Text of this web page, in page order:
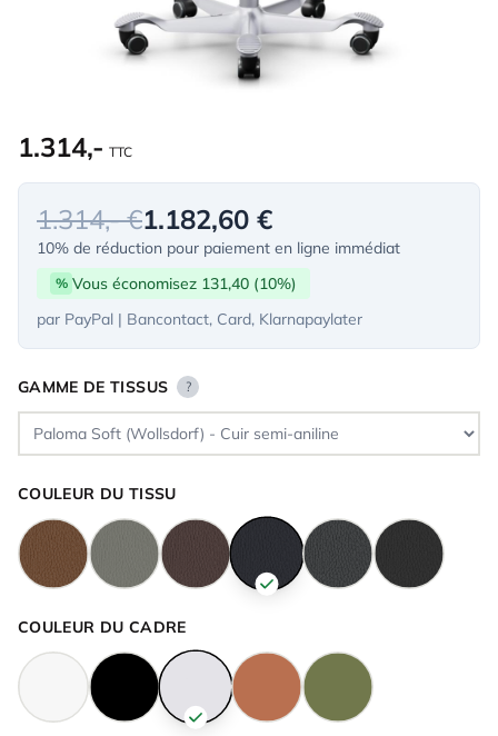
1.314,- TTC
1.314,- €1.182,60 €
10% de réduction pour paiement en ligne immédiat
% Vous économisez 131,40 (10%)
par PayPal | Bancontact, Card, Klarnapaylater
GAMME DE TISSUS ?
COULEUR DU TISSU
COULEUR DU CADRE